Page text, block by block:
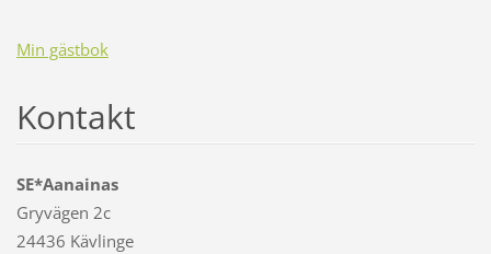
Min gästbok
Kontakt
SE*Aanainas
Gryvägen 2c
24436 Kävlinge